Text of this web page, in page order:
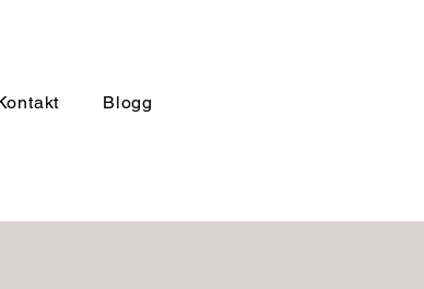
Blogg